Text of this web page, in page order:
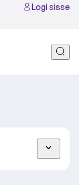
Logi sisse